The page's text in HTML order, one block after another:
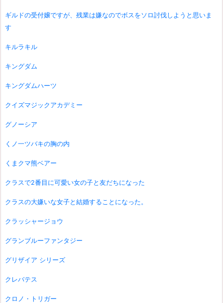
ギルドの受付嬢ですが、残業は嫌なのでボスをソロ討伐しようと思いま
す
キルラキル
キングダム
キングダムハーツ
クイズマジックアカデミー
グノーシア
くノ一ツバキの胸の内
くまクマ熊ベアー
クラスで2番目に可愛い女の子と友だちになった
クラスの大嫌いな女子と結婚することになった。
クラッシャージョウ
グランブルーファンタジー
グリザイア シリーズ
クレバテス
クロノ・トリガー